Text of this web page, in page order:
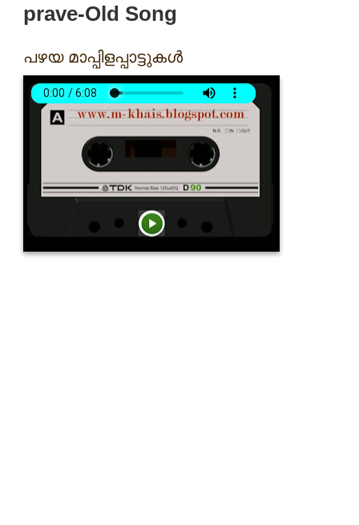
prave-Old Song
പഴയ മാപ്പിളപ്പാട്ടുകൾ